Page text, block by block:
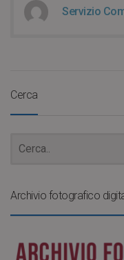
Servizio
Cerca
Archivio fotografico